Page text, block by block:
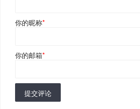
你的昵称*
你的邮箱*
提交评论